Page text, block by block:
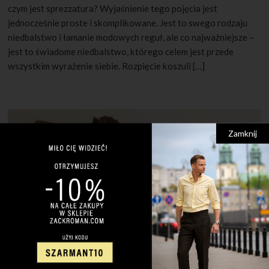
czym jest sprezzatura? Wyjaśnienie tego pojęcia jest
jednocześnie proste i skomplikowane. Jest to swego rodzaju
niedbalstwo i łamanie modowych reguł, ale co najważniejsze –
jest to świadome niedbalstwo, którego celem jest przede
wszystkim wyrażenie siebie. Rozpięcie koszuli […]
30 MAJA 2022 1 KOMENTARZ
Zamknij